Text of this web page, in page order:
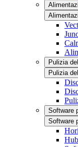
Pulizia
Pulizia
Software
Software
Hub